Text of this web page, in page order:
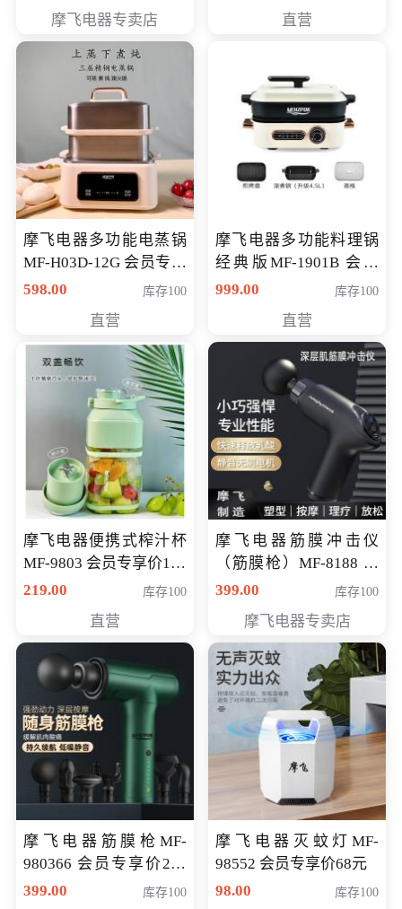
摩飞电器专卖店 直营
摩飞电器多功能电蒸锅
MF-H03D-12G 会员专享
价398元
598.00 库存100
直营
摩飞电器多功能料理锅
经典版MF-1901B 会员
专享价399元
999.00 库存100
直营
摩飞电器便携式榨汁杯
MF-9803 会员专享价138
元
219.00 库存100
直营
摩飞电器筋膜冲击仪
（筋膜枪）MF-8188 会
员专享价268元
399.00 库存100
摩飞电器专卖店
摩飞电器筋膜枪MF-
980366 会员专享价299
元
399.00 库存100
摩飞电器灭蚊灯MF-
98552 会员专享价68元
98.00
库存100